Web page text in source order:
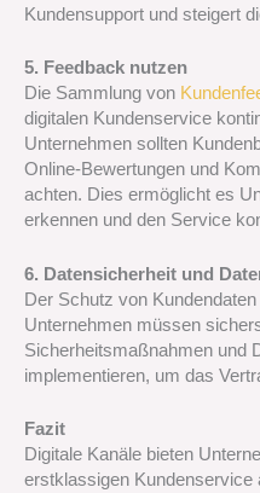
Kundensupport und steigert
5. Feedback nutzen
Die Sammlung von
digitalen Kundenservice
Unternehmen sollten
Online-Bewertungen und
achten. Dies ermöglicht es
erkennen und den Service
6. Datensicherheit und
Der Schutz von
Unternehmen müssen
Sicherheitsmaßnahmen und
implementieren, um das
Fazit
Digitale Kanäle bieten
erstklassigen Kundenservice